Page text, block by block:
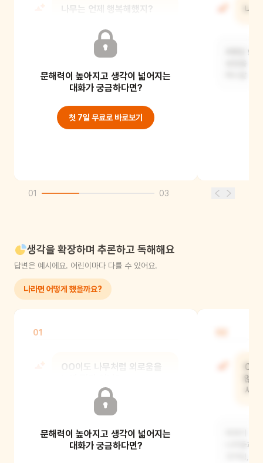
나무는 언제 행복해했지?
2층집 아저씨가 자기 모습을 그린
시간을 보낼 때요.
문해력이 높아지고 생각이 넓어지는
대화가 궁금하다면?
첫 7일 무료로 바로보기
나
4층집 할
01 03
생각을 확장하며 추론하고 독해해요
답변은 예시에요. 어린이마다 다를 수 있어요.
나라면 어떻게 했을까요?
01
OO이도 나무처럼 외로움을
문해력이 높아지고 생각이 넓어지는
대화가 궁금하다면?
OO
않
사
나무들과